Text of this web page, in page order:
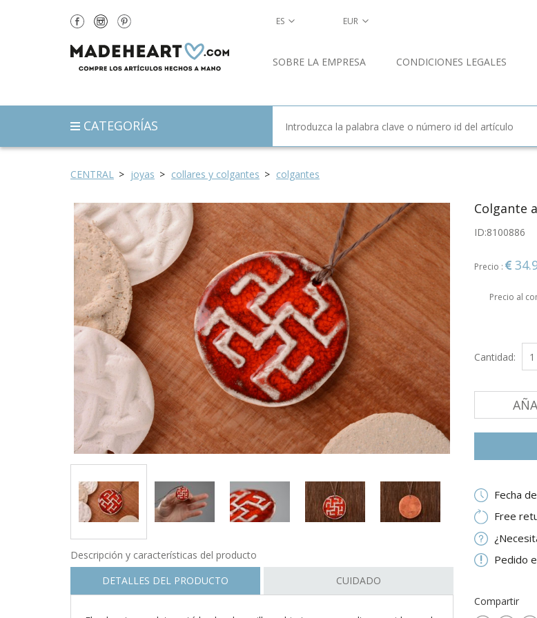
CENTRAL joyas collares y colgantes colgantes
Colgante
ID:8100886
Precio :
Precio al
Cantidad:
Fecha
Free
Pedido
Compartir
Descripción y características del producto
DETALLES DEL PRODUCTO
CUIDADO
ES EUR
SOBRE LA EMPRESA CONDICIONES LEGALES
CATEGORÍAS